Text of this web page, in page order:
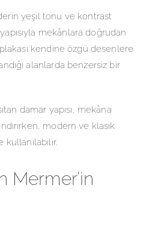
yeşil tonu ve kontrast
mekânlara doğrudan
kendine özgü desenlere
alanlarda benzersiz bir
damar yapısı, mekâna
modern ve klasik
kullanılabilir.
Mermer’in